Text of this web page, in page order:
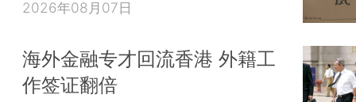
2026年08月07日
海外金融专才回流香港 外籍工
作签证翻倍